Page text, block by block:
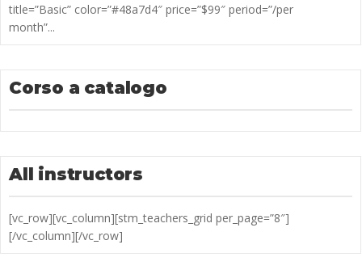
title=”Basic” color=”#48a7d4″ price=”$99″ period=”/per
month”...
Corso a catalogo
All instructors
[vc_row][vc_column][stm_teachers_grid per_page=”8″]
[/vc_column][/vc_row]